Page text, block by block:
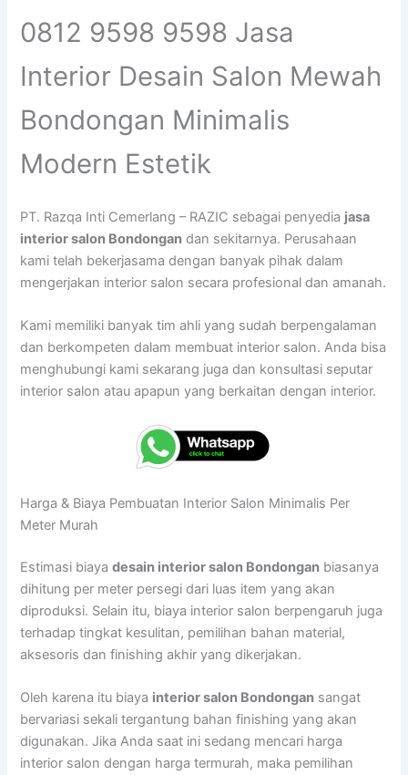
0812 9598 9598 Jasa
Interior Desain Salon Mewah
Bondongan Minimalis
Modern Estetik
PT. Razqa Inti Cemerlang – RAZIC sebagai penyedia jasa
interior salon Bondongan dan sekitarnya. Perusahaan
kami telah bekerjasama dengan banyak pihak dalam
mengerjakan interior salon secara profesional dan amanah.
Kami memiliki banyak tim ahli yang sudah berpengalaman
dan berkompeten dalam membuat interior salon. Anda bisa
menghubungi kami sekarang juga dan konsultasi seputar
interior salon atau apapun yang berkaitan dengan interior.
Harga & Biaya Pembuatan Interior Salon Minimalis Per
Meter Murah
Estimasi biayadesain interior salon Bondongan biasanya
dihitung per meter persegi dari luas item yang akan
diproduksi. Selain itu, biaya interior salon berpengaruh juga
terhadap tingkat kesulitan, pemilihan bahan material,
aksesoris dan finishing akhir yang dikerjakan.
Oleh karena itu biaya interior salon Bondongan sangat
bervariasi sekali tergantung bahan finishing yang akan
digunakan. Jika Anda saat ini sedang mencari harga
interior salon dengan harga termurah, maka pemilihan